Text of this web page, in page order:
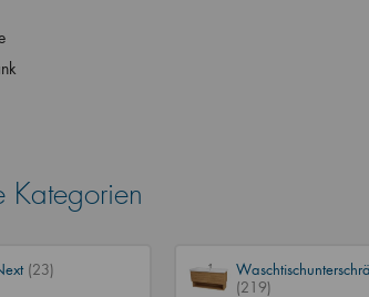
Kategorien
(23)
(219)